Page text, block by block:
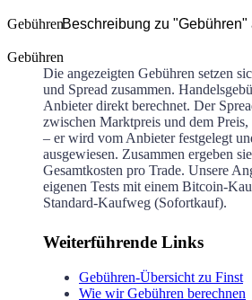
GebührenBeschreibung zu "Gebühren"
Gebühren
Die angezeigten Gebühren setzen
und Spread zusammen.
Anbieter direkt berechnet. Der
zwischen Marktpreis und dem
– er wird vom Anbieter festgelegt
ausgewiesen. Zusammen ergeben
Gesamtkosten pro Trade. Unsere
eigenen Tests mit einem Bitcoin-
Standard-Kaufweg (Sofortkauf).
Weiterführende Links
Gebühren-Übersicht zu Finst
Wie wir Gebühren berechnen